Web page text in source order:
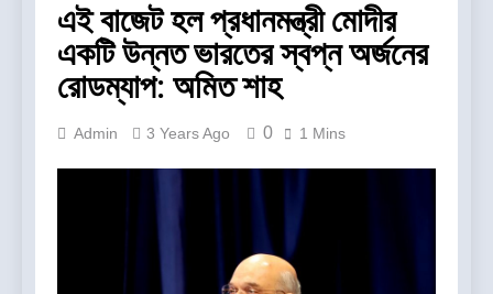
এই বাজেট হল প্রধানমন্ত্রী মোদীর
একটি উন্নত ভারতের স্বপ্ন অর্জনের
রোডম্যাপ: অমিত শাহ
Admin 3 Years Ago 0 1 Mins